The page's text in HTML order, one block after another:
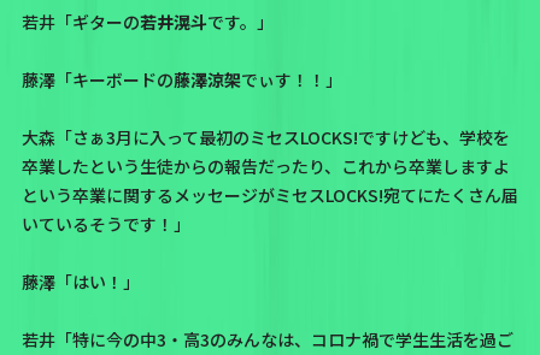
若井「ギターの若井滉斗です。」
藤澤「キーボードの藤澤涼架でぃす！！」
大森「さぁ3月に入って最初のミセスLOCKS!ですけども、学校を
卒業したという生徒からの報告だったり、これから卒業しますよ
という卒業に関するメッセージがミセスLOCKS!宛てにたくさん届
いているそうです！」
藤澤「はい！」
若井「特に今の中3・高3のみんなは、コロナ禍で学生生活を過ご